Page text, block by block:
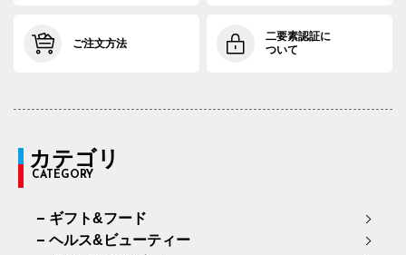
ご注文方法
二要素認証に
ついて
カテゴリ
CATEGORY
ギフト&フード
ヘルス&ビューティー